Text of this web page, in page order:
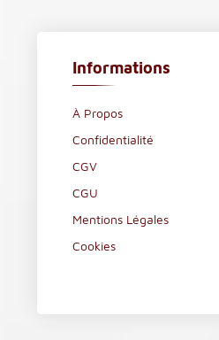
Informations
À Propos
Confidentialité
CGV
CGU
Mentions Légales
Cookies